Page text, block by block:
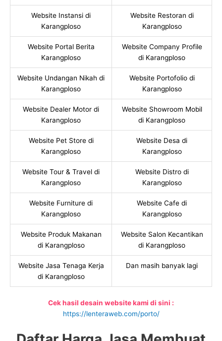
Website Instansi di
Karangploso
Website Restoran di
Karangploso
Website Portal Berita
Karangploso
Website Company Profile
di Karangploso
Website Undangan Nikah di
Karangploso
Website Portofolio di
Karangploso
Website Dealer Motor di
Karangploso
Website Showroom Mobil
di Karangploso
Website Pet Store di
Karangploso
Website Desa di
Karangploso
Website Tour & Travel di
Karangploso
Website Distro di
Karangploso
Website Furniture di
Karangploso
Website Cafe di
Karangploso
Website Produk Makanan
di Karangploso
Website Salon Kecantikan
di Karangploso
Website Jasa Tenaga Kerja
di Karangploso
Dan masih banyak lagi
Cek hasil desain website kami di sini :
https://lenteraweb.com/porto/